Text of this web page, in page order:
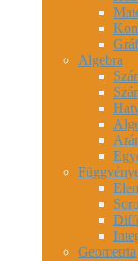
Algebra
Geometria